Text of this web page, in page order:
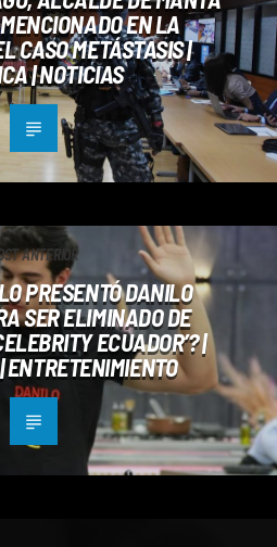
EN LA
CASO METÁSTASIS |
| NOTICIAS
ANTERIOR
PRESENTÓ DANILO
SER ELIMINADO DE
ECUADOR’? |
ENTRETENIMIENTO